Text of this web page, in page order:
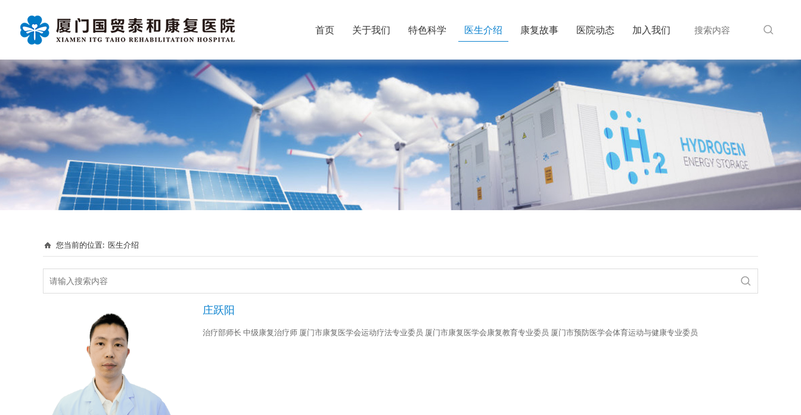
首页 关于我们 特色科学 医生介绍 康复故事 医院动态 加入我们
您当前的位置: 医生介绍
庄跃阳
治疗部师长 中级康复治疗师 厦门市康复医学会运动疗法专业委员 厦门市康复医学会康复教育专业委员 厦门市预防医学会体育运动与健康专业委员